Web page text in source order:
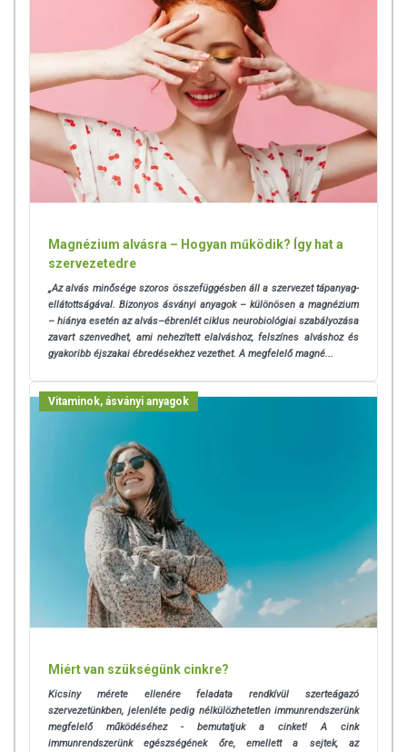
Magnézium alvásra – Hogyan működik? Így hat a
szervezetedre
„Az alvás minősége szoros összefüggésben áll a szervezet tápanyag-
ellátottságával. Bizonyos ásványi anyagok – különösen a magnézium
– hiánya esetén az alvás–ébrenlét ciklus neurobiológiai szabályozása
zavart szenvedhet, ami nehezített elalváshoz, felszínes alváshoz és
gyakoribb éjszakai ébredésekhez vezethet. A megfelelő magné...
Vitaminok, ásványi anyagok
Miért van szükségünk cinkre?
Kicsiny mérete ellenére feladata rendkívül szerteágazó
szervezetünkben, jelenléte pedig nélkülözhetetlen immunrendszerünk
megfelelő működéséhez - bemutatjuk a cinket! A cink
immunrendszerünk egészségének őre, emellett a sejtek, az